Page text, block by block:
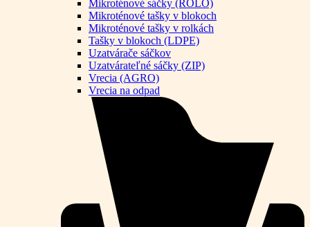
Mikroténové sáčky (ROLO)
Mikroténové tašky v blokoch
Mikroténové tašky v rolkách
Tašky v blokoch (LDPE)
Uzatvárače sáčkov
Uzatvárateľné sáčky (ZIP)
Vrecia (AGRO)
Vrecia na odpad